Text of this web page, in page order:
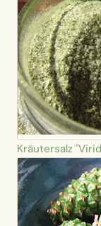
Kräutersalz